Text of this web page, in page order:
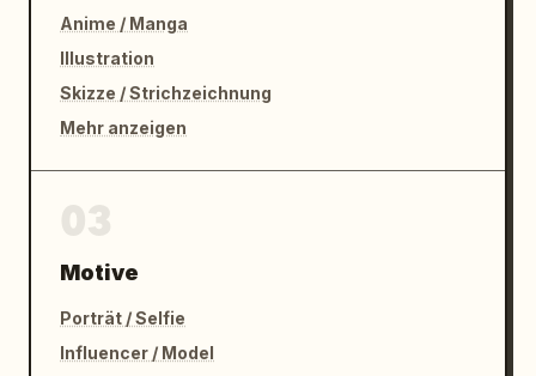
Anime / Manga
Illustration
Skizze / Strichzeichnung
Mehr anzeigen
Motive
Porträt / Selfie
Influencer / Model